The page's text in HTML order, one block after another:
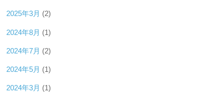
2025年3月 (2)
2024年8月 (1)
2024年7月 (2)
2024年5月 (1)
2024年3月 (1)